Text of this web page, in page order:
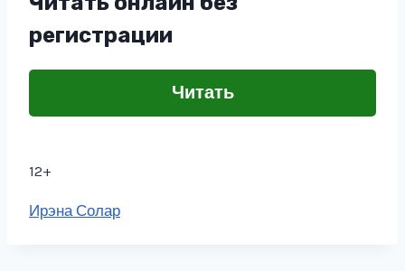
регистрации
Читать
12+
Метки
Ирэна Солар